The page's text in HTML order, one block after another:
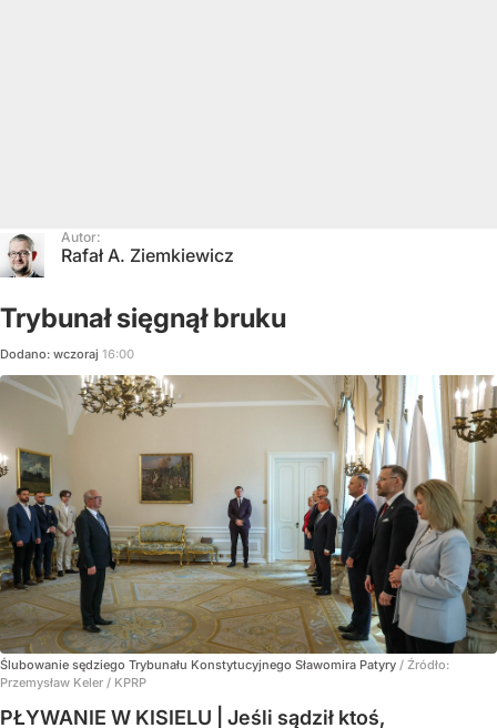
Autor:
Rafał A. Ziemkiewicz
Trybunał sięgnął bruku
Dodano: wczoraj 16:00
Ślubowanie sędziego Trybunału Konstytucyjnego Sławomira Patyry / Źródło:
Przemysław Keler / KPRP
PŁYWANIE W KISIELU | Jeśli sądził ktoś,